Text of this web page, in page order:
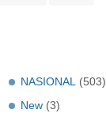
NASIONAL
(503)
New (3)